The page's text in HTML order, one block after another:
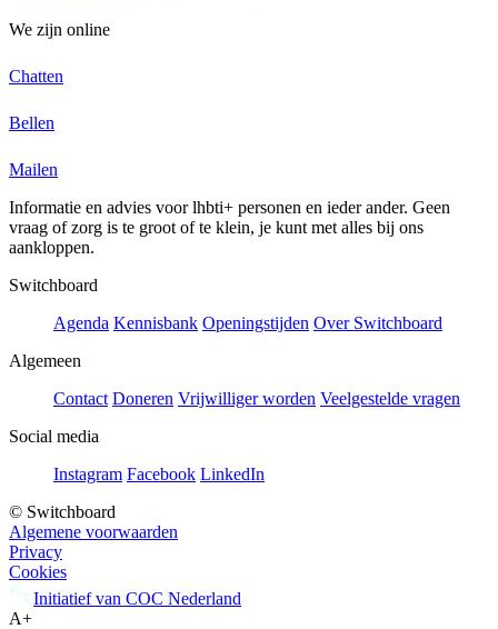
We zijn online
Chatten
Bellen
Mailen
Informatie en advies voor lhbti+ personen en ieder ander. Geen
vraag of zorg is te groot of te klein, je kunt met alles bij ons
aankloppen.
Switchboard
Agenda Kennisbank Openingstijden Over Switchboard
Algemeen
Contact Doneren Vrijwilliger worden Veelgestelde vragen
Social media
Instagram Facebook LinkedIn
© Switchboard
Algemene voorwaarden
Privacy
Cookies
Initiatief van COC Nederland
A+